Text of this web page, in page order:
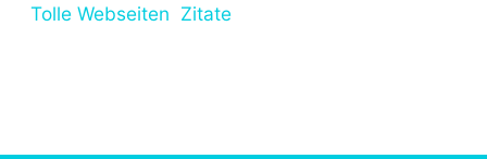
Tolle Webseiten Zitate